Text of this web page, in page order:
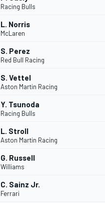
Racing Bulls
L. Norris
McLaren
S. Perez
Red Bull Racing
S. Vettel
Aston Martin Racing
Y. Tsunoda
Racing Bulls
L. Stroll
Aston Martin Racing
G. Russell
Williams
C. Sainz Jr.
Ferrari